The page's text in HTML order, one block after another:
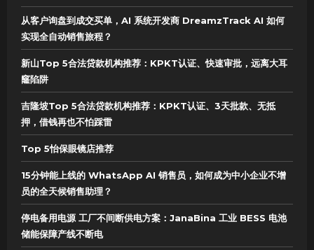
从客户询盘到成交买单，AI 系统开发商 DreamzTrack AI 如何
实现全自动销售旅程？
新山Top 5合法贷款机构推荐：KPKT认证、快速审批，远离大耳
窿陷阱
吉隆坡Top 5合法贷款机构推荐：KPKT认证、3天批款、无抵
押，借钱再也不怕踩雷
Top 5怡保眼镜店推荐
15分钟能上线的 WhatsApp AI 销售员，如何成为中小企业不增
员的全天候销售助理？
停电备用电源 工厂不间断供电方案：JanaBina 工业 BESS 电池
储能保障产线不断电